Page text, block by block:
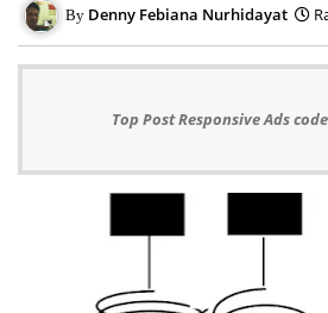
Denny Febiana Nurhidayat
Top Post Responsive Ads